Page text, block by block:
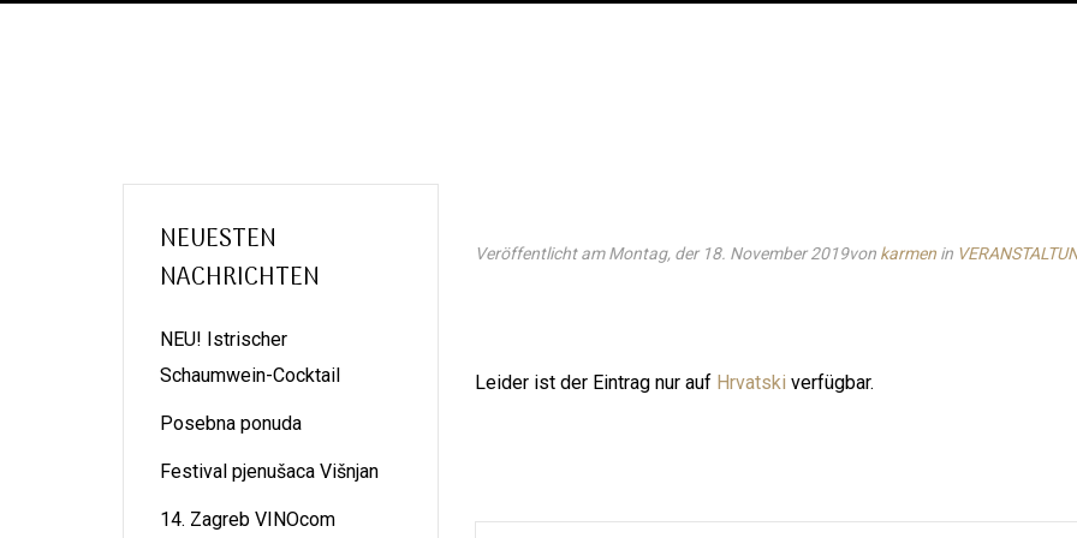
Veröffentlicht am Montag, der 18. November 2019von karmenin
Leider ist der Eintrag nur auf Hrvatski verfügbar.
NEUESTEN
NACHRICHTEN
NEU! Istrischer
Schaumwein-Cocktail
Posebna ponuda
Festival pjenušaca Višnjan
14. Zagreb VINOcom